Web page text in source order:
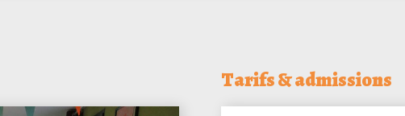
Tarifs & admissions